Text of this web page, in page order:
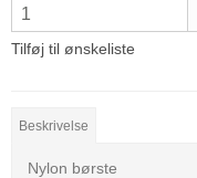
Tilføj til ønskeliste
Beskrivelse
Nylon børste